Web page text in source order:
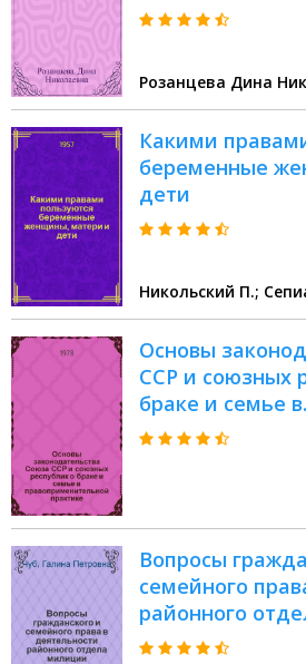
Розанцева Дина
Какими
беременные
дети
Никольский П.;
Основы
ССР и союзных
браке и семье в
Вопросы
семейного
районного
Учеб. пособие